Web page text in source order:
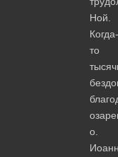
Ной.
Когда-
то
о.